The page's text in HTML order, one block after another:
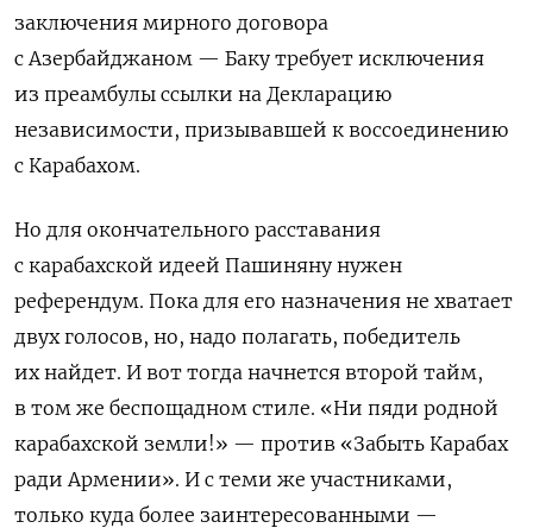
заключения мирного договора
с Азербайджаном — Баку требует исключения
из преамбулы ссылки на Декларацию
независимости, призывавшей к воссоединению
с Карабахом.
Но для окончательного расставания
с карабахской идеей Пашиняну нужен
референдум. Пока для его назначения не хватает
двух голосов, но, надо полагать, победитель
их найдет. И вот тогда начнется второй тайм,
в том же беспощадном стиле. «Ни пяди родной
карабахской земли!» — против «Забыть Карабах
ради Армении». И с теми же участниками,
только куда более заинтересованными —